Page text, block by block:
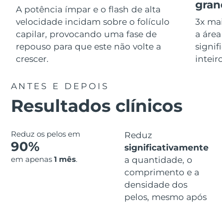
A potência ímpar e o flash de alta
velocidade incidam sobre o folículo
capilar, provocando uma fase de
repouso para que este não volte a
crescer.
3x
a
ANTES E DEPOIS
Resultados clínicos
Reduz os pelos em
90%
em apenas 1 mês.
Reduz
significativamente
a quantidade, o
comprimento e a
densidade dos
pelos, mesmo após
Advanced pore care essentials
Serum
For healthy hair
issa™ Teeth Whitening Gel
18% PAP
Cosméticos Homens
Comprar todos
SOBRE
Israel Entrega prevista 8/16/26
Itália Entrega prevista 8/12/26
Jersey
Cazaquistão
Kuwait Entrega prevista
Letônia Entrega prevista8/12/26
Entrega prevista8/13/26